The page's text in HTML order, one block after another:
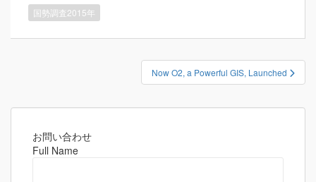
国勢調査2015年
ナ
Now O2, a Powerful GIS, Launched
お問い合わせ
Full Name